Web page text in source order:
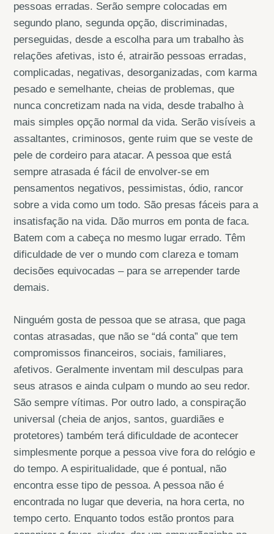
pessoas erradas. Serão sempre colocadas em
segundo plano, segunda opção, discriminadas,
perseguidas, desde a escolha para um trabalho às
relações afetivas, isto é, atrairão pessoas erradas,
complicadas, negativas, desorganizadas, com karma
pesado e semelhante, cheias de problemas, que
nunca concretizam nada na vida, desde trabalho à
mais simples opção normal da vida. Serão visíveis a
assaltantes, criminosos, gente ruim que se veste de
pele de cordeiro para atacar. A pessoa que está
sempre atrasada é fácil de envolver-se em
pensamentos negativos, pessimistas, ódio, rancor
sobre a vida como um todo. São presas fáceis para a
insatisfação na vida. Dão murros em ponta de faca.
Batem com a cabeça no mesmo lugar errado. Têm
dificuldade de ver o mundo com clareza e tomam
decisões equivocadas – para se arrepender tarde
demais.
Ninguém gosta de pessoa que se atrasa, que paga
contas atrasadas, que não se “dá conta” que tem
compromissos financeiros, sociais, familiares,
afetivos. Geralmente inventam mil desculpas para
seus atrasos e ainda culpam o mundo ao seu redor.
São sempre vítimas. Por outro lado, a conspiração
universal (cheia de anjos, santos, guardiães e
protetores) também terá dificuldade de acontecer
simplesmente porque a pessoa vive fora do relógio e
do tempo. A espiritualidade, que é pontual, não
encontra esse tipo de pessoa. A pessoa não é
encontrada no lugar que deveria, na hora certa, no
tempo certo. Enquanto todos estão prontos para